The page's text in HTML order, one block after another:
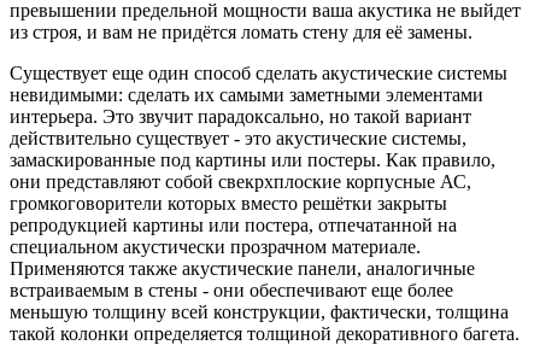
превышении предельной мощности ваша акустика не выйдет
из строя, и вам не придётся ломать стену для её замены.
Существует еще один способ сделать акустические системы
невидимыми: сделать их самыми заметными элементами
интерьера. Это звучит парадоксально, но такой вариант
действительно существует - это акустические системы,
замаскированные под картины или постеры. Как правило,
они представляют собой свекрхплоские корпусные АС,
громкоговорители которых вместо решётки закрыты
репродукцией картины или постера, отпечатанной на
специальном акустически прозрачном материале.
Применяются также акустические панели, аналогичные
встраиваемым в стены - они обеспечивают еще более
меньшую толщину всей конструкции, фактически, толщина
такой колонки определяется толщиной декоративного багета.